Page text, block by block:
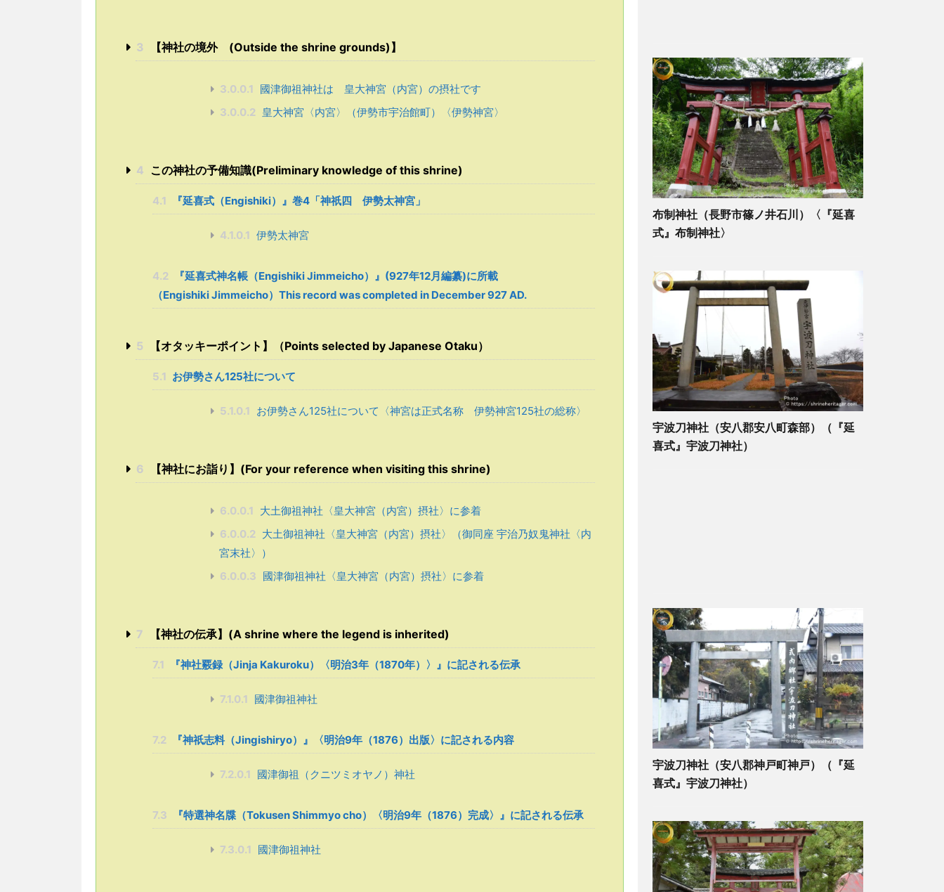
3 【神社の境外 (Outside the shrine grounds)】
3.0.0.1
國津御祖神社は 皇大神宮（内宮）の摂社です
3.0.0.2 皇大神宮〈内宮〉（伊勢市宇治館町）〈伊勢神宮〉
4 この神社の予備知識(Preliminary knowledge of this shrine)
4.1 『延喜式（Engishiki）』巻4「神祇四 伊勢太神宮」
4.1.0.1 伊勢太神宮
4.2
『延喜式神名帳（Engishiki Jimmeicho）』(927年12月編纂)に所載
（Engishiki Jimmeicho）This record was completed in December 927 AD.
5 【オタッキーポイント】（Points selected by Japanese Otaku）
5.1 お伊勢さん125社について
5.1.0.1 お伊勢さん125社について〈神宮は正式名称 伊勢神宮125社の総称〉
6 【神社にお詣り】(For your reference when visiting this shrine)
6.0.0.1
大土御祖神社〈皇大神宮（内宮）摂社〉に参着
6.0.0.2 大土御祖神社〈皇大神宮（内宮）摂社〉（御同座 宇治乃奴鬼神社〈内
宮末社〉）
6.0.0.3 國津御祖神社〈皇大神宮（内宮）摂社〉に参着
7 【神社の伝承】(A shrine where the legend is inherited)
7.1 『神社覈録（Jinja Kakuroku）〈明治3年（1870年）〉』に記される伝承
7.1.0.1 國津御祖神社
7.2 『神祇志料（Jingishiryo）』〈明治9年（1876）出版〉に記される内容
7.2.0.1 國津御祖（クニツミオヤノ）神社
7.3 『特選神名牒（Tokusen Shimmyo cho）〈明治9年（1876）完成〉』に記される伝承
7.3.0.1 國津御祖神社
布制神社（長野市篠ノ井石川）〈『延喜
式』布制神社〉
宇波刀神社（安八郡安八町森部）（『延
喜式』宇波刀神社）
宇波刀神社（安八郡神戸町神戸）（『延
喜式』宇波刀神社）